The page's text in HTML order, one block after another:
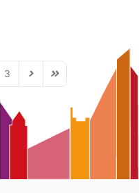
3 Next PageLast Page